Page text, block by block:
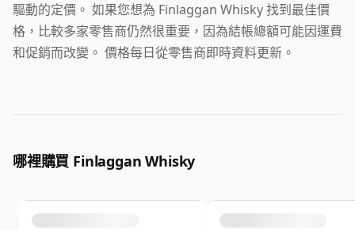
驅動的定價。 如果您想為 Finlaggan Whisky 找到最佳價
格，比較多家零售商仍然很重要，因為結帳總額可能因運費
和促銷而改變。 價格每日從零售商即時資料更新。
哪裡購買 Finlaggan Whisky